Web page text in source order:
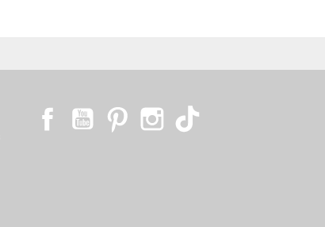
FacebookYouTubePinterestInstagram